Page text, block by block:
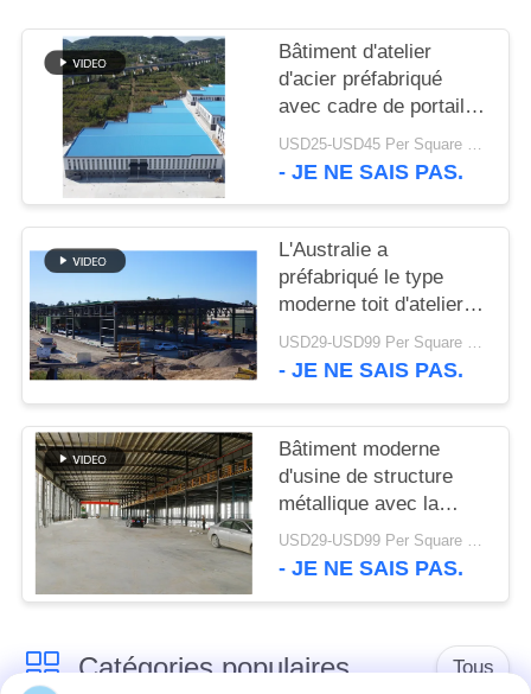
SOLUTION
DE
DÉFAUT
BLOG
SITEMAP
PRIVACY
POLICY
Bâtiment d'atelier
d'acier préfabriqué
avec cadre de portail
galvanisé
USD25-USD45 Per Square Meter MOQ:200 mètres carrés
- JE NE SAIS PAS.
L'Australie a
préfabriqué le type
moderne toit d'atelier
de structures
métalliques de botte
USD29-USD99 Per Square Meter MOQ:500 mètres carrés
- JE NE SAIS PAS.
Bâtiment moderne
d'usine de structure
métallique avec la
construction d'atelier
en métal de mezzanine
USD29-USD99 Per Square Meter MOQ:500 mètres carrés
- JE NE SAIS PAS.
Catégories populaires Tous